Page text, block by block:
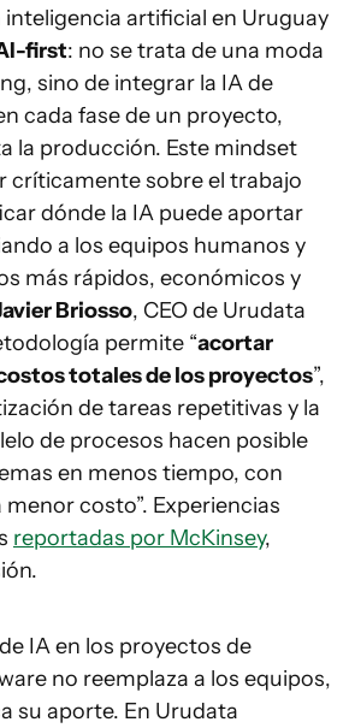
inteligencia artificial en Uruguay
first: no se trata de una moda
sino de integrar la IA de
cada fase de un proyecto,
la producción. Este mindset
críticamente sobre el trabajo
dónde la IA puede aportar
a los equipos humanos y
más rápidos, económicos y
Briosso, CEO de Urudata
permite “acortar
totales de los proyectos”,
de tareas repetitivas y la
de procesos hacen posible
en menos tiempo, con
costo”. Experiencias
reportadas por McKinsey,
IA en los proyectos de
no reemplaza a los equipos,
su aporte. En Urudata